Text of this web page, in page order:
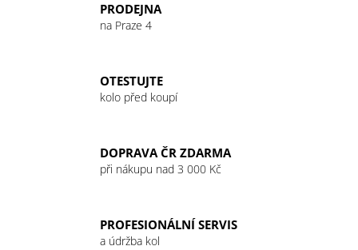
PRODEJNA
na Praze 4
OTESTUJTE
kolo před koupí
DOPRAVA ČR ZDARMA
při nákupu nad 3 000 Kč
PROFESIONÁLNÍ SERVIS
a údržba kol